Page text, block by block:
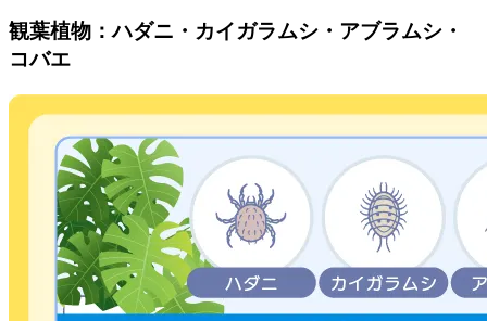
観葉植物：ハダニ・カイガラムシ・アブラムシ・
コバエ